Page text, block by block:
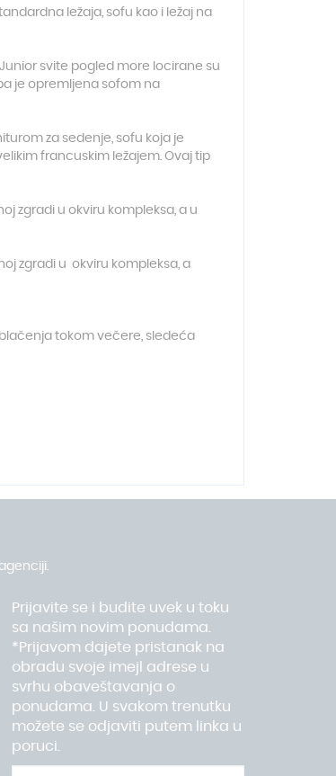
ležaja, sofu kao i ležaj na
svite pogled more locirane su
je opremljena sofom na
za sedenje, sofu koja je
francuskim ležajem. Ovaj tip
zgradi u okviru kompleksa, a u
zgradi u okviru kompleksa, a
tokom večere, sledeća
Prijavite se i budite uvek u toku
sa našim novim ponudama.
*Prijavom dajete pristanak na
obradu svoje imejl adrese u
svrhu obaveštavanja o
ponudama. U svakom trenutku
možete se odjaviti putem linka u
poruci.